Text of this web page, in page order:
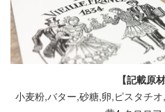
【記載原
小麦粉,バター,砂糖,卵,ピスタチ